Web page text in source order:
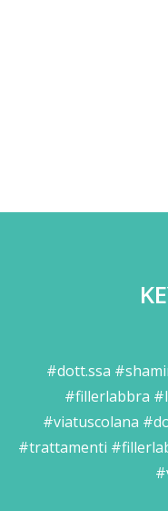
#dott.ssa
#fillerlabbra
#viatuscolana
#trattamenti